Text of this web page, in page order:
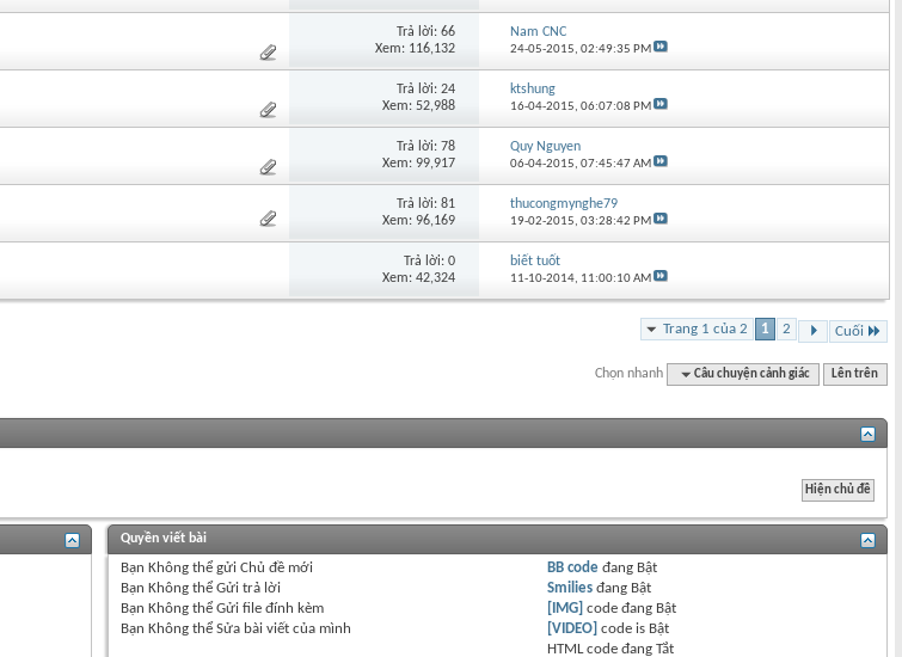
Trả lời: 66
Xem: 116,132
Nam CNC
24-05-2015,02:49:35 PM
Trả lời: 24
Xem: 52,988
ktshung
16-04-2015,06:07:08 PM
Trả lời: 78
Xem: 99,917
Quy Nguyen
06-04-2015,07:45:47 AM
Trả lời: 81
Xem: 96,169
thucongmynghe79
19-02-2015,03:28:42 PM
Trả lời: 0
Xem: 42,324
biết tuốt
11-10-2014, 11:00:10 AM
Trang 1 của 2 1 2 Cuối
Chọn nhanh Câu chuyện cảnh giác Lên trên
Quyền viết bài
Bạn Không thểgửi Chủ đề mới
Bạn Không thểGửi trả lời
Bạn Không thểGửi file đính kèm
Bạn Không thểSửa bài viết của mình
BB code đang Bật
Smilies đang Bật
[IMG] code đang Bật
[VIDEO] code is Bật
HTML code đangTắt